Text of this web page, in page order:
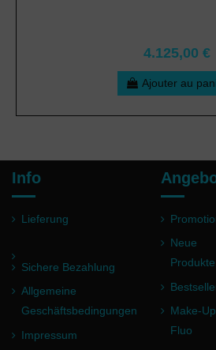
4.125,00 €
Ajouter au
Info
Lieferung
Sichere Bezahlung
Allgemeine
Geschäftsbedingungen
Impressum
Neue
Produkte
Make-Up
Fluo